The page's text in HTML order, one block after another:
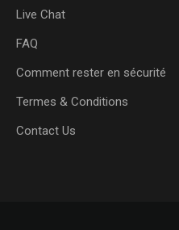
Live Chat
FAQ
Comment rester en sécurité
Termes & Conditions
Contact Us